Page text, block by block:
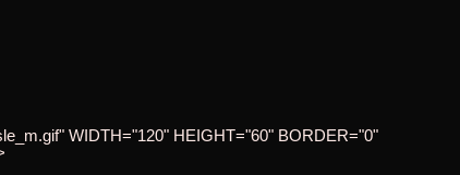
WIDTH="120" HEIGHT="60" BORDER="0"